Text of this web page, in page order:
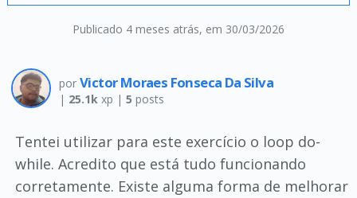
Publicado 4 meses atrás, em 30/03/2026
por Victor Moraes Fonseca Da Silva
| 25.1kxp | 5 posts
Tentei utilizar para este exercício o loop do-
while. Acredito que está tudo funcionando
corretamente. Existe alguma forma de melhorar